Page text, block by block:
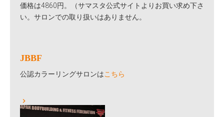
価格は4860円。（サマスタ公式サイトよりお買い求め下さ
い。サロンでの取り扱いはありません。
JBBF
公認カラーリングサロンはこちら